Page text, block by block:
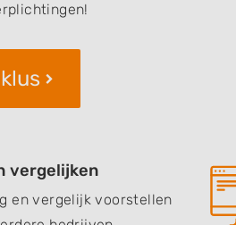
vergelijken
en vergelijk voorstellen